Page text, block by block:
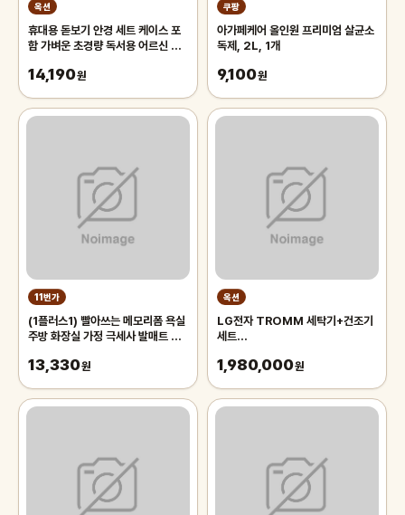
옥션
휴대용 돋보기 안경 세트 케이스 포
함 가벼운 초경량 독서용 어르신 노
남성
14,190원
쿠팡
아가페케어 올인원 프리미엄 살균소
독제, 2L, 1개
9,100원
11번가
(1플러스1) 빨아쓰는 메모리폼 욕실
주방 화장실 가정 극세사 발매트 건
13,330원
옥션
LG전자 TROMM 세탁기+건조기
세트
(F24WDWP-9WL) 세탁
1,980,000원